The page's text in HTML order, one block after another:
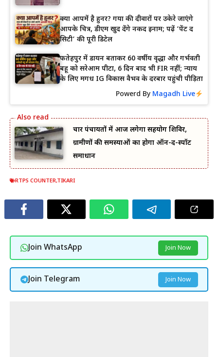
क्या आपमें है हुनर? गया की दीवारों पर उकेरे जाएंगे
आपके चित्र, डीएम खुद देंगे नकद इनाम; पढ़ें ‘पेंट द
सिटी’ की पूरी डिटेल
फतेहपुर में डायन बताकर 60 वर्षीय वृद्धा और गर्भवती
बहू को सरेआम पीटा, 6 दिन बाद भी FIR नहीं; न्याय
के लिए मगध IG विकास वैभव के दरबार पहुंची पीड़िता
Powerd By Magadh Live
चार पंचायतों में आज लगेगा सहयोग शिविर,
ग्रामीणों की समस्याओं का होगा ऑन-द-स्पॉट
समाधान
RTPS COUNTER,TIKARI
Join WhatsApp Join Now
Join Telegram Join Now